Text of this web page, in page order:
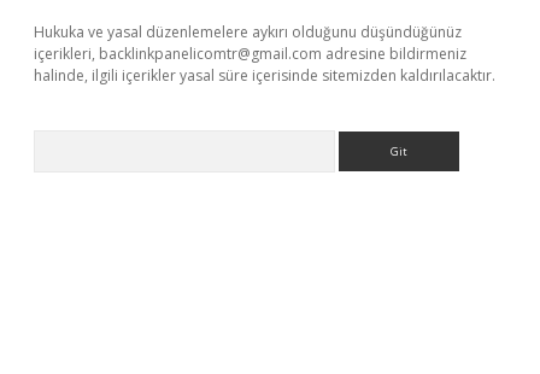
Hukuka ve yasal düzenlemelere aykırı olduğunu düşündüğünüz
içerikleri, backlinkpanelicomtr@gmail.com adresine bildirmeniz
halinde, ilgili içerikler yasal süre içerisinde sitemizden kaldırılacaktır.